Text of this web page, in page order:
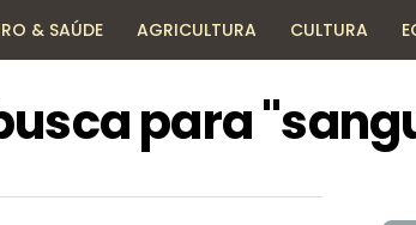
& SAÚDE AGRICULTURA CULTURA
para